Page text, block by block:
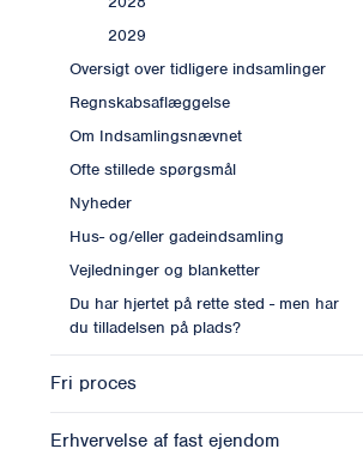
2029
Oversigt over tidligere indsamlinger
Regnskabsaflæggelse
Om Indsamlingsnævnet
Ofte stillede spørgsmål
Nyheder
Hus- og/eller gadeindsamling
Vejledninger og blanketter
Du har hjertet på rette sted - men har
du tilladelsen på plads?
Fri proces
Erhvervelse af fast ejendom